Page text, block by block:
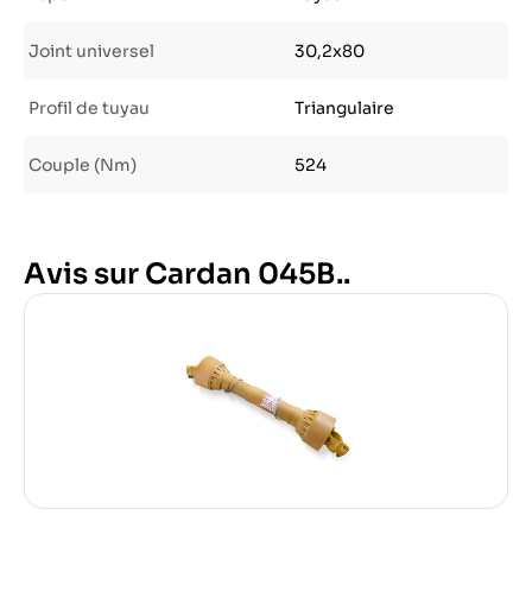
Joint universel 30,2x80
Profil de tuyau Triangulaire
Couple (Nm) 524
Avis sur Cardan 045B..